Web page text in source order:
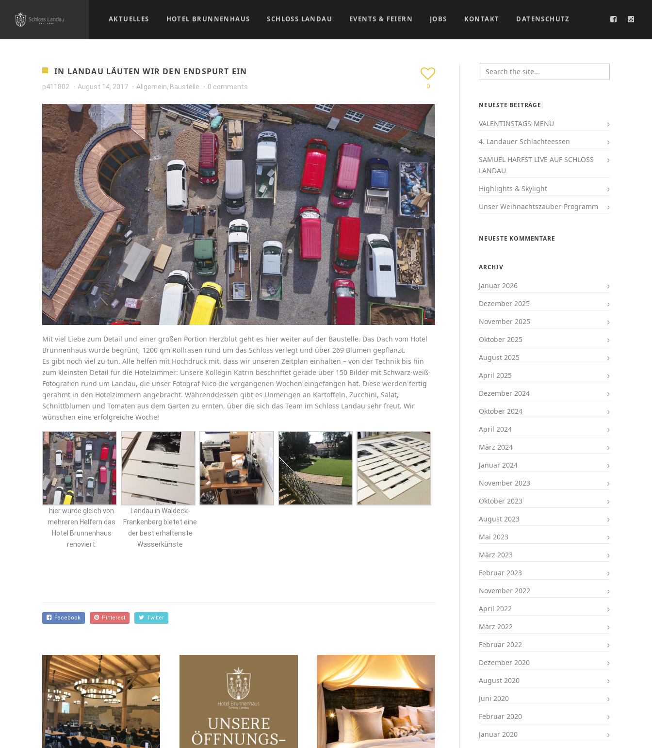
AKTUELLES HOTEL BRUNNENHAUS SCHLOSS LANDAU EVENTS & FEIERN JOBS KONTAKT DATENSCHUTZ
IN LANDAU LÄUTEN WIR DEN ENDSPURT EIN
p411802 August 14, 2017 Allgemein, Baustelle 0 comments 0
Mit viel Liebe zum Detail und einer großen Portion Herzblut geht es hier weiter auf der Baustelle. Das Dach vom Hotel
Brunnenhaus wurde begrünt, 1200 qm Rollrasen rund um das Schloss verlegt und über 269 Blumen gepflanzt.
Es gibt noch viel zu tun. Alle helfen mit Hochdruck mit, dass wir unseren Zeitplan einhalten – von der Technik bis hin
zum kleinsten Detail für die Hotelzimmer: Unsere Kollegin Katrin beschriftet gerade über 150 Bilder mit Schwarz-weiß-
Fotografien rund um Landau, die unser Fotograf Nico die vergangenen Wochen eingefangen hat. Diese werden fertig
gerahmt in den Hotelzimmern angebracht. Währenddessen gibt es Unmengen an Kartoffeln, Zucchini, Salat,
Schnittblumen und Tomaten aus dem Garten zu ernten, über die sich das Team im Schloss Landau sehr freut. Wir
wünschen eine erfolgreiche Woche!
hier wurde gleich von
mehreren Helfern das
Hotel Brunnenhaus
renoviert.
Landau in Waldeck-
Frankenberg bietet eine
der best erhaltenste
Wasserkünste
Facebook Pinterest Twitter
NEUESTE BEITRÄGE
VALENTINSTAGS-MENÜ
4. Landauer Schlachteessen
SAMUEL HARFST LIVE AUF SCHLOSS
LANDAU
Highlights & Skylight
Unser Weihnachtszauber-Programm
NEUESTE KOMMENTARE
ARCHIV
Januar 2026
Dezember 2025
November 2025
Oktober 2025
August 2025
April 2025
Dezember 2024
Oktober 2024
April 2024
März 2024
Januar 2024
November 2023
Oktober 2023
August 2023
Mai 2023
März 2023
Februar 2023
November 2022
April 2022
März 2022
Februar 2022
Dezember 2020
August 2020
Juni 2020
Februar 2020
Januar 2020